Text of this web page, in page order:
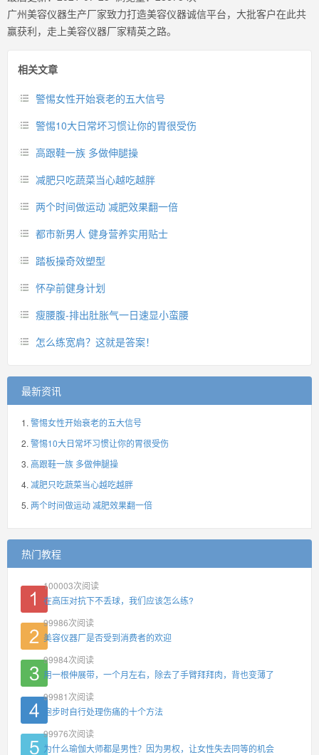
广州美容仪器生产厂家致力打造美容仪器诚信平台，大批客户在此共
赢获利，走上美容仪器厂家精英之路。
相关文章
警惕女性开始衰老的五大信号
警惕10大日常坏习惯让你的胃很受伤
高跟鞋一族 多做伸腿操
减肥只吃蔬菜当心越吃越胖
两个时间做运动 减肥效果翻一倍
都市新男人 健身营养实用贴士
踏板操奇效塑型
怀孕前健身计划
瘦腰腹-排出肚胀气一日速显小蛮腰
怎么练宽肩？这就是答案！
最新资讯
警惕女性开始衰老的五大信号
警惕10大日常坏习惯让你的胃很受伤
高跟鞋一族 多做伸腿操
减肥只吃蔬菜当心越吃越胖
两个时间做运动 减肥效果翻一倍
热门教程
100003次阅读
在高压对抗下不丢球，我们应该怎么练?
99986次阅读
美容仪器厂是否受到消费者的欢迎
99984次阅读
用一根伸展带，一个月左右，除去了手臂拜拜肉，背也变薄了
99981 次阅读
跑步时自行处理伤痛的十个方法
99976次阅读
为什么瑜伽大师都是男性？因为男权，让女性失去同等的机会